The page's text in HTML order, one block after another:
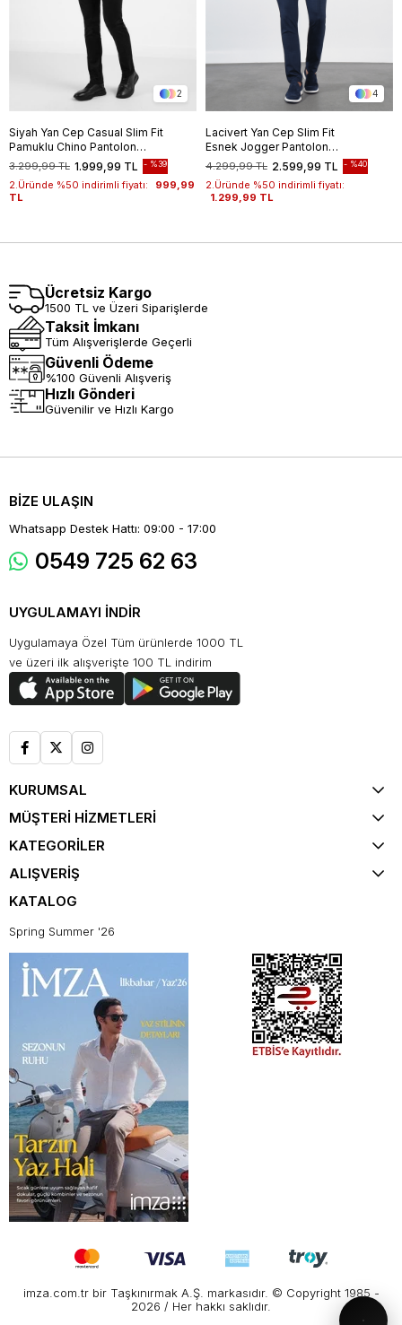
2
Siyah Yan Cep Casual Slim Fit
Pamuklu Chino Pantolon
1003255172 1.999,99 TL
3.299,99 TL %39
2.Üründe %50 indirimli fiyatı:
999,99
TL
4
Lacivert Yan Cep Slim Fit
Esnek Jogger Pantolon
1003260179
2.599,99 TL
4.299,99 TL %40
2.Üründe %50 indirimli fiyatı:
1.299,99 TL
Ücretsiz Kargo
1500 TL ve Üzeri Siparişlerde
Taksit İmkanı
Tüm Alışverişlerde Geçerli
Güvenli Ödeme
%100 Güvenli Alışveriş
Hızlı Gönderi
Güvenilir ve Hızlı Kargo
BİZE ULAŞIN
Whatsapp Destek Hattı: 09:00 - 17:00
0549 725 62 63
UYGULAMAYI İNDİR
Uygulamaya Özel Tüm ürünlerde 1000 TL
ve üzeri ilk alışverişte 100 TL indirim
KURUMSAL
MÜŞTERİ HİZMETLERİ
KATEGORİLER
ALIŞVERİŞ
KATALOG
Spring Summer '26
imza.com.tr bir Taşkınırmak A.Ş. markasıdır. © Copyright 1985 -
2026 / Her hakkı saklıdır.